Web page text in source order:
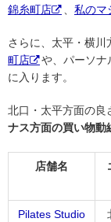
錦糸町店
私のマ
さらに、太平・横川
町店
や、パーソナ
に入ります。
北口・太平方面の良
ナス方面の買い物動
店舗名
Pilates Studio